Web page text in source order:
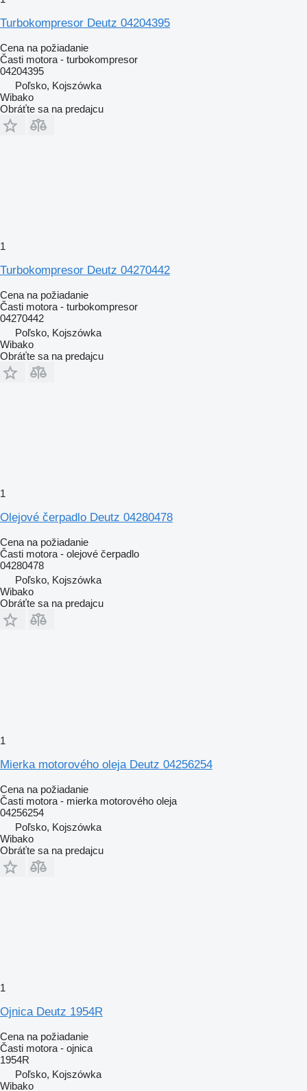
Turbokompresor Deutz 04204395
Cena na požiadanie
Časti motora - turbokompresor
04204395
Poľsko, Kojszówka
Wibako
Obráťte sa na predajcu
1
Turbokompresor Deutz 04270442
Cena na požiadanie
Časti motora - turbokompresor
04270442
Poľsko, Kojszówka
Wibako
Obráťte sa na predajcu
1
Olejové čerpadlo Deutz 04280478
Cena na požiadanie
Časti motora - olejové čerpadlo
04280478
Poľsko, Kojszówka
Wibako
Obráťte sa na predajcu
1
Mierka motorového oleja Deutz 04256254
Cena na požiadanie
Časti motora - mierka motorového oleja
04256254
Poľsko, Kojszówka
Wibako
Obráťte sa na predajcu
1
Ojnica Deutz 1954R
Cena na požiadanie
Časti motora - ojnica
1954R
Poľsko, Kojszówka
Wibako